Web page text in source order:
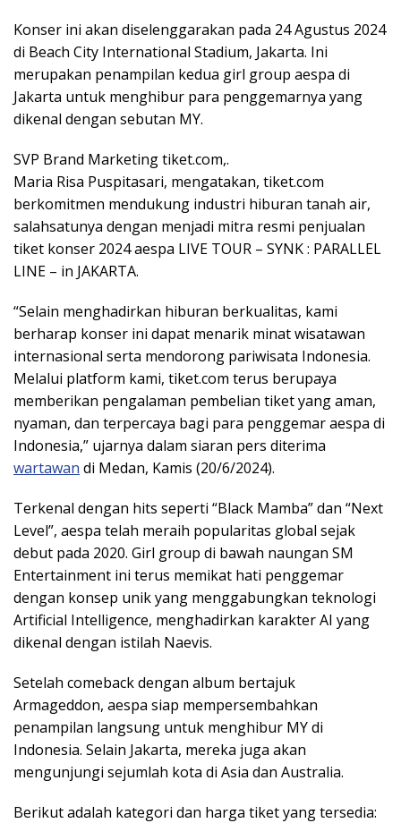
Konser ini akan diselenggarakan pada 24 Agustus 2024
di Beach City International Stadium, Jakarta. Ini
merupakan penampilan kedua girl group aespa di
Jakarta untuk menghibur para penggemarnya yang
dikenal dengan sebutan MY.
SVP Brand Marketing tiket.com,.
Maria Risa Puspitasari, mengatakan, tiket.com
berkomitmen mendukung industri hiburan tanah air,
salahsatunya dengan menjadi mitra resmi penjualan
tiket konser 2024 aespa LIVE TOUR – SYNK : PARALLEL
LINE – in JAKARTA.
“Selain menghadirkan hiburan berkualitas, kami
berharap konser ini dapat menarik minat wisatawan
internasional serta mendorong pariwisata Indonesia.
Melalui platform kami, tiket.com terus berupaya
memberikan pengalaman pembelian tiket yang aman,
nyaman, dan terpercaya bagi para penggemar aespa di
Indonesia,” ujarnya dalam siaran pers diterima
wartawan di Medan, Kamis (20/6/2024).
Terkenal dengan hits seperti “Black Mamba” dan “Next
Level”, aespa telah meraih popularitas global sejak
debut pada 2020. Girl group di bawah naungan SM
Entertainment ini terus memikat hati penggemar
dengan konsep unik yang menggabungkan teknologi
Artificial Intelligence, menghadirkan karakter AI yang
dikenal dengan istilah Naevis.
Setelah comeback dengan album bertajuk
Armageddon, aespa siap mempersembahkan
penampilan langsung untuk menghibur MY di
Indonesia. Selain Jakarta, mereka juga akan
mengunjungi sejumlah kota di Asia dan Australia.
Berikut adalah kategori dan harga tiket yang tersedia: